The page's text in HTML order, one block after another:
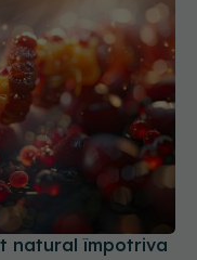
natural împotriva